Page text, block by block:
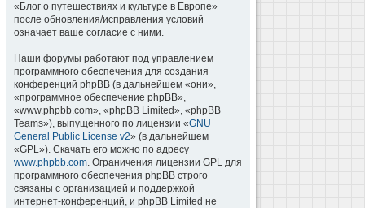
«Блог о путешествиях и культуре в Европе»
после обновления/исправления условий
означает ваше согласие с ними.
Наши форумы работают под управлением
программного обеспечения для создания
конференций phpBB (в дальнейшем «они»,
«программное обеспечение phpBB»,
«www.phpbb.com», «phpBB Limited», «phpBB
Teams»), выпущенного по лицензии «GNU
General Public License v2» (в дальнейшем
«GPL»). Скачать его можно по адресу
www.phpbb.com. Ограничения лицензии GPL для
программного обеспечения phpBB строго
связаны с организацией и поддержкой
интернет-конференций, и phpBB Limited не